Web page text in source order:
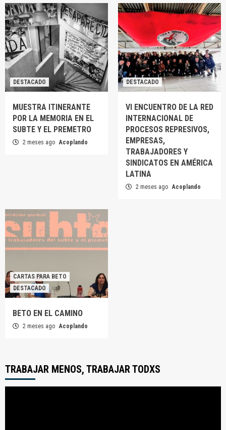
DESTACADO
MUESTRA ITINERANTE
POR LA MEMORIA EN EL
SUBTE Y EL PREMETRO
2 meses ago Acoplando
DESTACADO
VI ENCUENTRO DE LA RED
INTERNACIONAL DE
PROCESOS REPRESIVOS,
EMPRESAS,
TRABAJADORES Y
SINDICATOS EN AMÉRICA
LATINA
2 meses ago Acoplando
CARTAS PARA BETO
DESTACADO
BETO EN EL CAMINO
2 meses ago Acoplando
TRABAJAR MENOS, TRABAJAR TODXS